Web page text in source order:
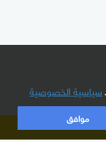
سياسية الخصوصية
موافق